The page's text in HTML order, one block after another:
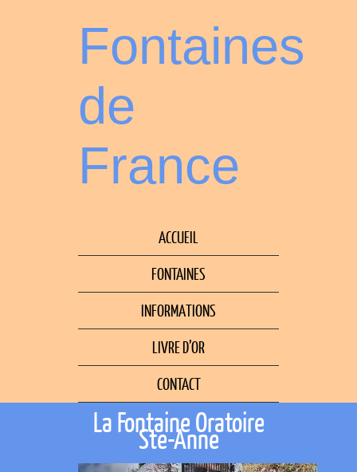
Fontaines
de
France
ACCUEIL
FONTAINES
INFORMATIONS
LIVRE D’OR
CONTACT
La Fontaine Oratoire
Ste-Anne